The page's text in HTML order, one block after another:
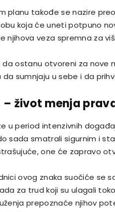
planu takođe se nazire
koja će uneti potpuno
njihova veza spremna za
da ostanu otvoreni za nove
sumnjaju u sebe i da
– život menja
u period intenzivnih
sada smatrali sigurnim i
one će zapravo
ovog znaka suočiće se
za trud koji su ulagali
prepoznaće njihov